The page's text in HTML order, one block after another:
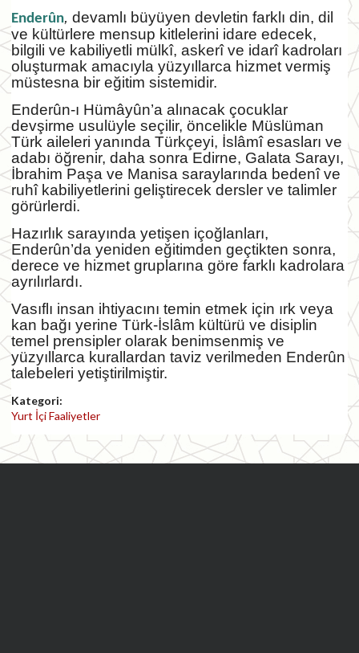
Enderûn, devamlı büyüyen devletin farklı din, dil
ve kültürlere mensup kitlelerini idare edecek,
bilgili ve kabiliyetli mülkî, askerî ve idarî kadroları
oluşturmak amacıyla yüzyıllarca hizmet vermiş
müstesna bir eğitim sistemidir.
Enderûn-ı Hümâyûn’a alınacak çocuklar
devşirme usulüyle seçilir, öncelikle Müslüman
Türk aileleri yanında Türkçeyi, İslâmî esasları ve
adabı öğrenir, daha sonra Edirne, Galata Sarayı,
İbrahim Paşa ve Manisa saraylarında bedenî ve
ruhî kabiliyetlerini geliştirecek dersler ve talimler
görürlerdi.
Hazırlık sarayında yetişen içoğlanları,
Enderûn’da yeniden eğitimden geçtikten sonra,
derece ve hizmet gruplarına göre farklı kadrolara
ayrılırlardı.
Vasıflı insan ihtiyacını temin etmek için ırk veya
kan bağı yerine Türk-İslâm kültürü ve disiplin
temel prensipler olarak benimsenmiş ve
yüzyıllarca kurallardan taviz verilmeden Enderûn
talebeleri yetiştirilmiştir.
Kategori:
Yurt İçi Faaliyetler